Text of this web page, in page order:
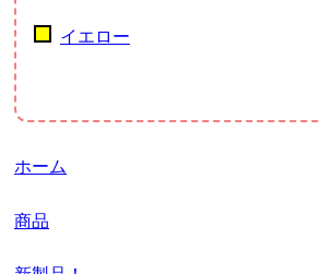
イエロー
ホーム
商品